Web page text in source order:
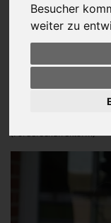
Besucher
weiter zu
Wir möchten
Schulleben
Schwerpunkte
Veranstaltungen
Viel Spass beim
(Förderschulrektorin)